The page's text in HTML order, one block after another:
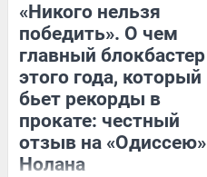
«Никого нельзя
победить». О чем
главный блокбастер
этого года, который
бьет рекорды в
прокате: честный
отзыв на «Одиссею»
Нолана